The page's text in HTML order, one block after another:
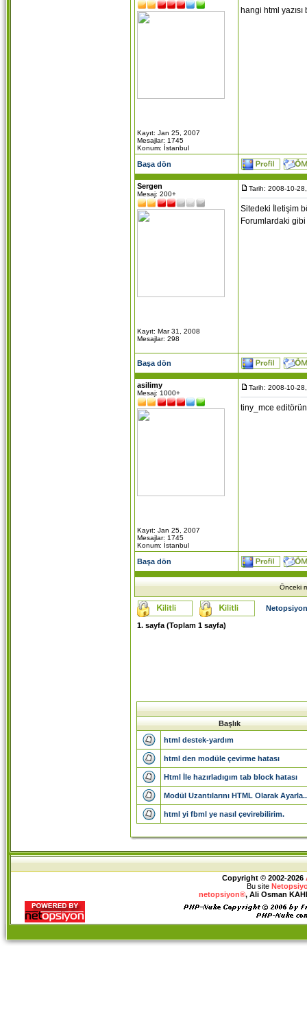
Kayıt: Jan 25, 2007
Mesajlar: 1745
Konum: İstanbul
hangi html yazısı
Başa dön
Sergen
Mesaj: 200+
Kayıt: Mar 31, 2008
Mesajlar: 298
Tarih: 2008-10-
Sitedeki İletişim
Forumlardaki
Başa dön
asilimy
Mesaj: 1000+
Kayıt: Jan 25, 2007
Mesajlar: 1745
Konum: İstanbul
Tarih: 2008-10-
tiny_mce
Başa dön
Önceki
1. sayfa (Toplam 1 sayfa)
Başlık
html destek-yardım
html den modüle çevirme hatası
Html İle hazırladıgım tab block hatası
Modül Uzantılarını HTML Olarak
html yi fbml ye nasıl çevirebilirim.
Copyright © 2002-2026
Bu site
netopsiyon®, Ali Osman